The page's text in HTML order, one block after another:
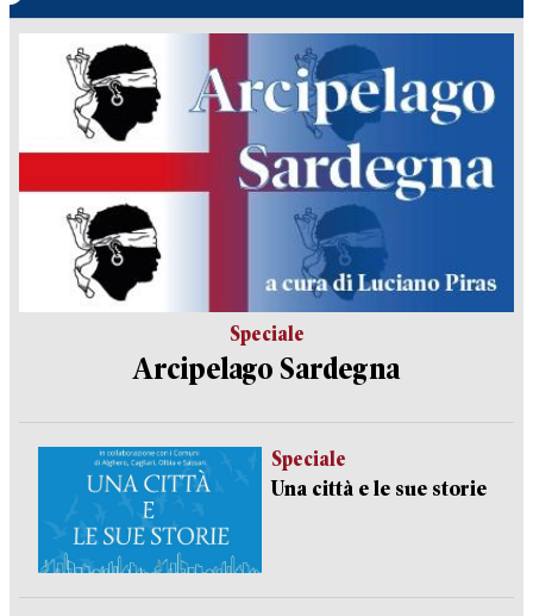
Speciale
Arcipelago Sardegna
Speciale
Una città e le sue storie